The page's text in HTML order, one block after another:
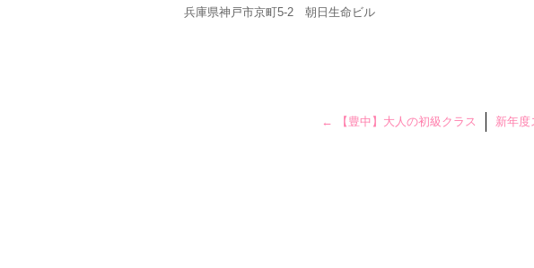
兵庫県神戸市京町5-2 朝日生命ビル
← 【豊中】大人の初級クラス 新年度